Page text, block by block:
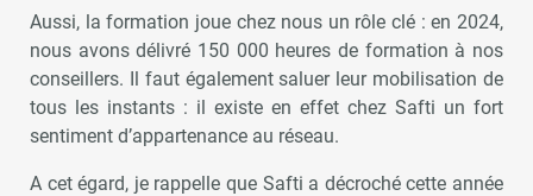
Aussi, la formation joue chez nous un rôle clé : en 2024,
nous avons délivré 150 000 heures de formation à nos
conseillers. Il faut également saluer leur mobilisation de
tous les instants : il existe en effet chez Safti un fort
sentiment d’appartenance au réseau.
A cet égard, je rappelle que Safti a décroché cette année